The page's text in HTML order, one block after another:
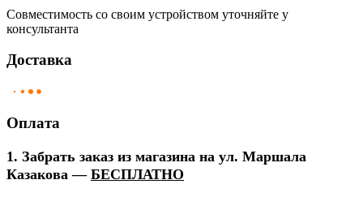
Совместимость со своим устройством уточняйте у
консультанта
Доставка
Оплата
1. Забрать заказ из магазина на ул. Маршала
Казакова — БЕСПЛАТНО